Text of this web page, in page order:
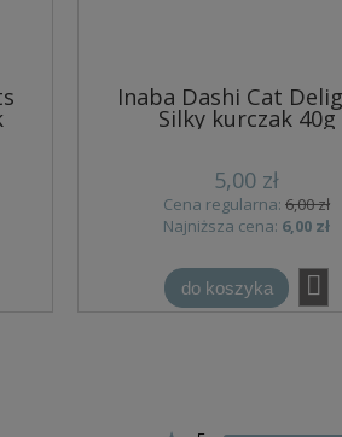
Inaba Dashi Cat
Silky kurczak 40g
5,00 zł
Cena regularna: 6,00 zł
Najniższa cena: 6,00 zł
do koszyka